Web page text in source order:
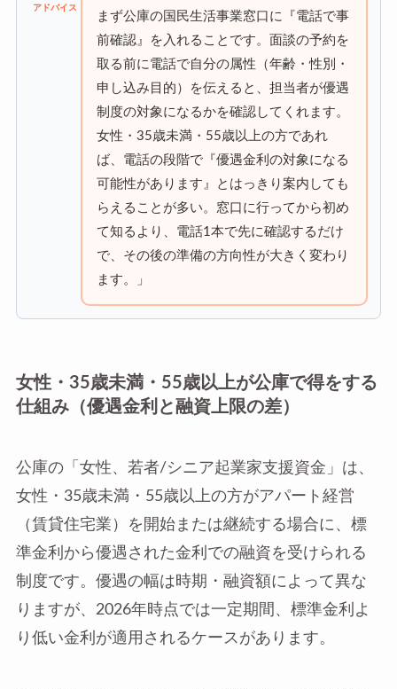
アドバイス
まず公庫の国民生活事業窓口に『電話で事
前確認』を入れることです。面談の予約を
取る前に電話で自分の属性（年齢・性別・
申し込み目的）を伝えると、担当者が優遇
制度の対象になるかを確認してくれます。
女性・35歳未満・55歳以上の方であれ
ば、電話の段階で『優遇金利の対象になる
可能性があります』とはっきり案内しても
らえることが多い。窓口に行ってから初め
て知るより、電話1本で先に確認するだけ
で、その後の準備の方向性が大きく変わり
ます。」
女性・35歳未満・55歳以上が公庫で得をする
仕組み（優遇金利と融資上限の差）
公庫の「女性、若者/シニア起業家支援資金」は、
女性・35歳未満・55歳以上の方がアパート経営
（賃貸住宅業）を開始または継続する場合に、標
準金利から優遇された金利での融資を受けられる
制度です。優遇の幅は時期・融資額によって異な
りますが、2026年時点では一定期間、標準金利よ
り低い金利が適用されるケースがあります。